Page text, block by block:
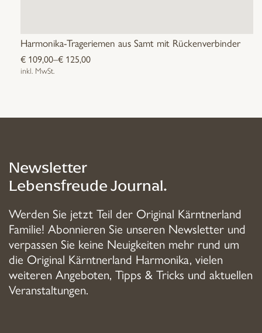
Harmonika-Trageriemen aus Samt mit Rückenverbinder
€ 109,00–€ 125,00
inkl. MwSt.
weist
auf.
Die
Optionen
können
auf
der
Produktseite
gewählt
werden
Newsletter
Lebensfreude Journal.
Werden Sie jetzt Teil der Original Kärntnerland
Familie! Abonnieren Sie unseren Newsletter und
verpassen Sie keine Neuigkeiten mehr rund um
die Original Kärntnerland Harmonika, vielen
weiteren Angeboten, Tipps & Tricks und aktuellen
Veranstaltungen.